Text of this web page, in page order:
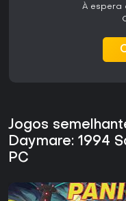
À espera
Jogos
Daymare: 1994
PC